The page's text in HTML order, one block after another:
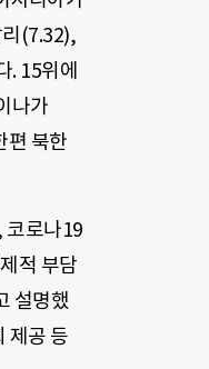
(7.32),
. 15위에
나가
편 북한
코로나19
적 부담
설명했
제공 등